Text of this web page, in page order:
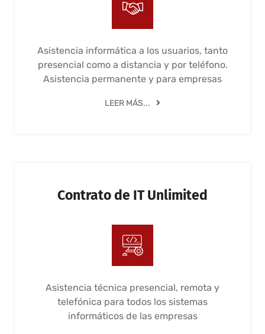
Asistencia informática a los usuarios, tanto
presencial como a distancia y por teléfono.
Asistencia permanente y para empresas
LEER MÁS...
Contrato de IT Unlimited
Asistencia técnica presencial, remota y
telefónica para todos los sistemas
informáticos de las empresas